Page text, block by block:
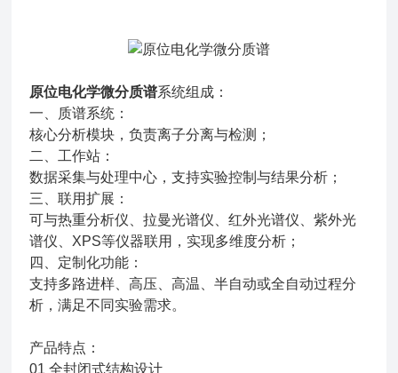
原位电化学微分质谱系统组成：
一、质谱系统：
核心分析模块，负责离子分离与检测；
二、工作站：
数据采集与处理中心，支持实验控制与结果分析；
三、联用扩展：
可与热重分析仪、拉曼光谱仪、红外光谱仪、紫外光
谱仪、XPS等仪器联用，实现多维度分析；
四、定制化功能：
支持多路进样、高压、高温、半自动或全自动过程分
析，满足不同实验需求。
产品特点：
01 全封闭式结构设计